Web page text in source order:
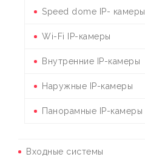
Speed dome IP- камеры
Wi-Fi IP-камеры
Внутренние IP-камеры
Наружные IP-камеры
Панорамные IP-камеры
Входные системы